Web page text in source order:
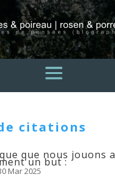
citations
que nous jouons a
un but :
Mar 2025